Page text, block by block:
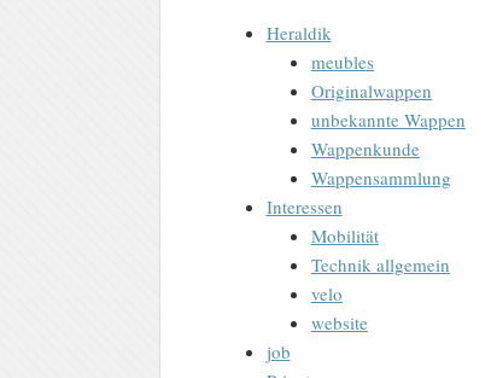
Heraldik
meubles
Originalwappen
unbekannte Wappen
Wappenkunde
Wappensammlung
Interessen
Mobilität
Technik allgemein
velo
website
job